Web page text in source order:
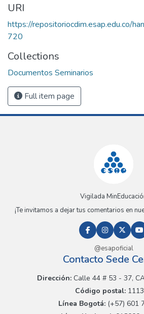
URI
https://repositoriocdim.esap.edu.co/
720
Collections
Documentos Seminarios
Full item page
Vigilada
¡Te invitamos a dejar tus comentarios en
@esapoficial
Contacto Sede
Dirección:Calle 44 # 53 - 37,
Código postal:
Línea Bogotá:(+57) 601